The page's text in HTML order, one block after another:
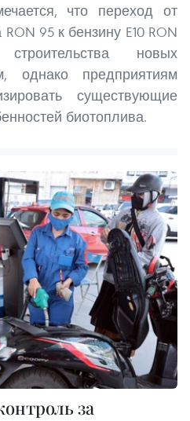
что переход от
95 к бензину E10 RON
новых
однако предприятиям
существующие
биотоплива.
за